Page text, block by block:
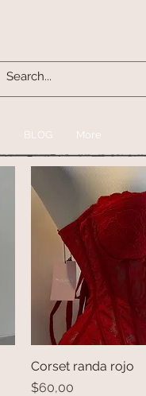
BLOG More
Vista rápida
Corset randa rojo
Precio
$60,00